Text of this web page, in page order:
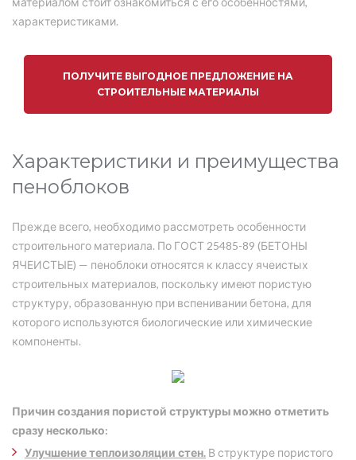
характеристиками.
ПОЛУЧИТЕ ВЫГОДНОЕ ПРЕДЛОЖЕНИЕ НА
СТРОИТЕЛЬНЫЕ МАТЕРИАЛЫ
Характеристики и преимущества
пеноблоков
Прежде всего, необходимо рассмотреть особенности
строительного материала. По ГОСТ 25485-89 (БЕТОНЫ
ЯЧЕИСТЫЕ) — пеноблоки относятся к классу ячеистых
строительных материалов, поскольку имеют пористую
структуру, образованную при вспенивании бетона, для
которого используются биологические или химические
компоненты.
Причин создания пористой структуры можно отметить
сразу несколько:
Улучшение теплоизоляции стен. В структуре пористого